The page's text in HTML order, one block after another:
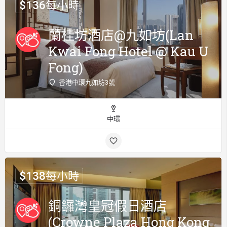
蘭桂坊酒店@九如坊(Lan
Kwai Fong Hotel @ Kau U
Fong)
香港中環九如坊3號
$136每小時
中環
銅鑼灣皇冠假日酒店
(Crowne Plaza Hong Kong
$138每小時